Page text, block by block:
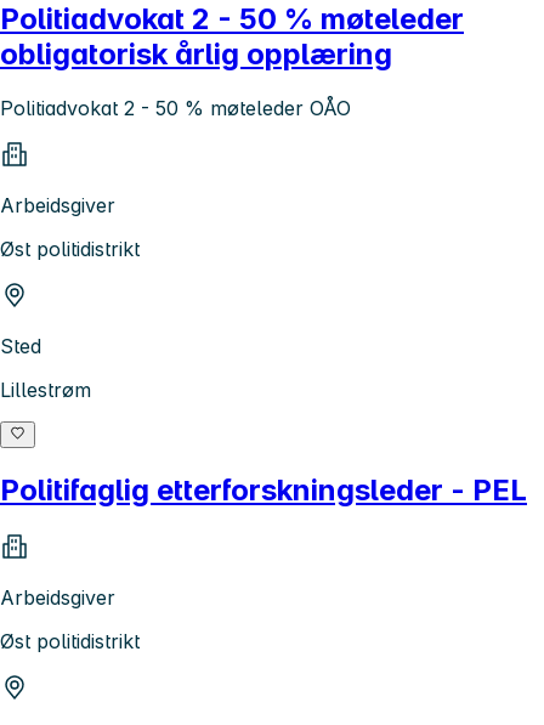
Politiadvokat 2 - 50 % møteleder
obligatorisk årlig opplæring
Politiadvokat 2 - 50 % møteleder OÅO
Arbeidsgiver
Øst politidistrikt
Sted
Lillestrøm
Politifaglig etterforskningsleder - PEL
Arbeidsgiver
Øst politidistrikt